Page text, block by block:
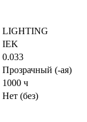
LIGHTING
IEK
0.033
Прозрачный (-ая)
1000 ч
Нет (без)